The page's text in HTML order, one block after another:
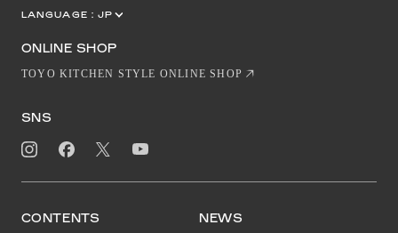
LANGUAGE : JP
ONLINE SHOP
TOYO KITCHEN STYLE ONLINE SHOP
SNS
CONTENTS NEWS